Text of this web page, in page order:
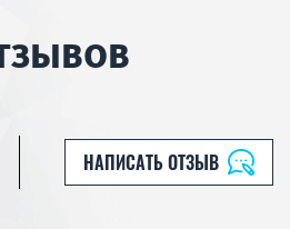
НАПИСАТЬ ОТЗЫВ